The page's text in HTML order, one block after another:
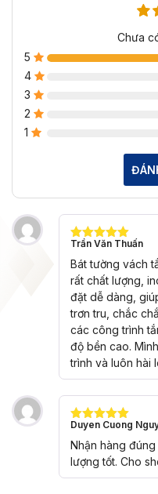
Chưa
5
4
3
2
1
Được xếp
hạng
55
sao
Trần Văn Thuấn
Bát tường vách
rất chất lượng,
đặt dễ dàng,
trơn tru, chắc
các công trình
độ bền cao.
trình và luôn hài
Được xếp
hạng
5 5
sao
Duyen Cuong
Nhận hàng
lượng tốt. Cho